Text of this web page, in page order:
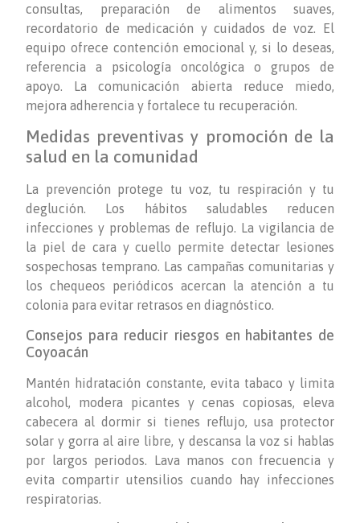
consultas, preparación de alimentos suaves,
recordatorio de medicación y cuidados de voz. El
equipo ofrece contención emocional y, si lo deseas,
referencia a psicología oncológica o grupos de
apoyo. La comunicación abierta reduce miedo,
mejora adherencia y fortalece tu recuperación.
Medidas preventivas y promoción de la
salud en la comunidad
La prevención protege tu voz, tu respiración y tu
deglución. Los hábitos saludables reducen
infecciones y problemas de reflujo. La vigilancia de
la piel de cara y cuello permite detectar lesiones
sospechosas temprano. Las campañas comunitarias y
los chequeos periódicos acercan la atención a tu
colonia para evitar retrasos en diagnóstico.
Consejos para reducir riesgos en habitantes de
Coyoacán
Mantén hidratación constante, evita tabaco y limita
alcohol, modera picantes y cenas copiosas, eleva
cabecera al dormir si tienes reflujo, usa protector
solar y gorra al aire libre, y descansa la voz si hablas
por largos periodos. Lava manos con frecuencia y
evita compartir utensilios cuando hay infecciones
respiratorias.